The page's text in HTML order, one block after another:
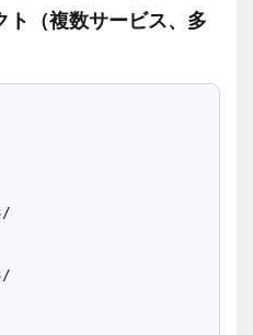
ト（複数サービス、多